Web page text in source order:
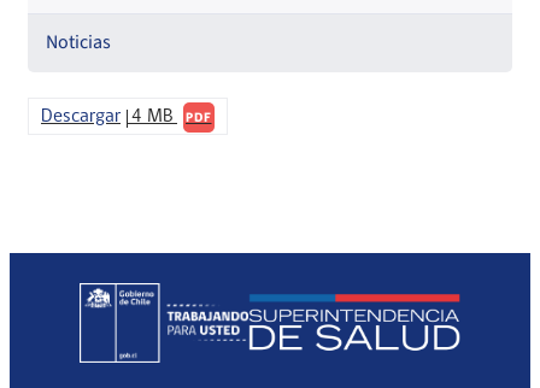
Información para proveedores institucionales
Seguimiento del Plan Anual de Compras
Monitoreo cumplimiento PAC
Arriendo de Bienes Inmuebles no sujetos a Ley de Compras
Audiencias Públicas
Código de Ética de la Superintendencia
Noticias
Descargar 4 MB PDF